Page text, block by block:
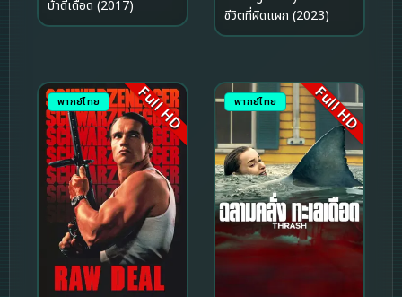
บ้าดีเดือด (2017)
ชีวิตที่ผิดแผก (2023)
พากย์ไทย Full HD พากย์ไทย Full HD